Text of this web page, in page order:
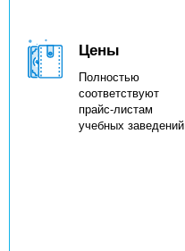
Цены
Полностью
соответствуют
прайс-листам
учебных заведений